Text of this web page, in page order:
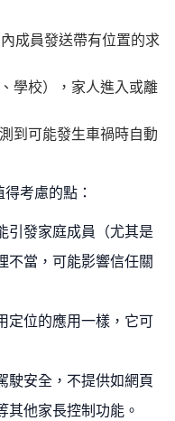
成員發送帶有位置的求
學校），家人進入或離
到可能發生車禍時自動
考慮的點：
引發家庭成員（尤其是
不當，可能影響信任關
定位的應用一樣，它可
駛安全，不提供如網頁
他家長控制功能。